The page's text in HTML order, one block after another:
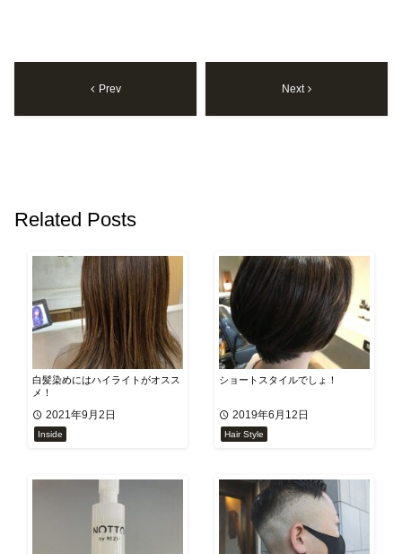
Prev Next
Related Posts
白髪染めにはハイライトがオスス
メ！
2021年9月2日
Inside
ショートスタイルでしょ！
2019年6月12日
Hair Style